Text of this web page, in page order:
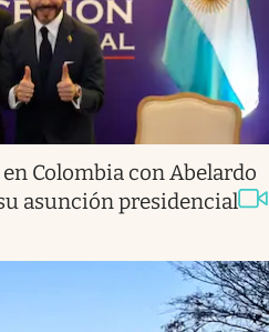
Colombia con Abelardo
asunción presidencial